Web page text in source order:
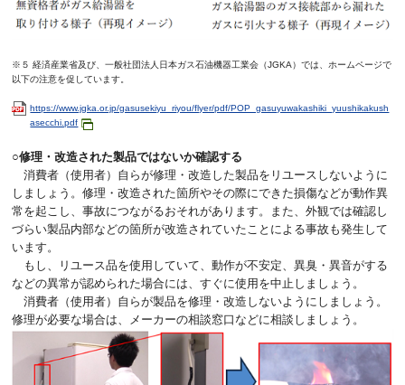
※５ 経済産業省及び、一般社団法人日本ガス石油機器工業会（JGKA）では、ホームページで
以下の注意を促しています。
https://www.jgka.or.jp/gasusekiyu_riyou/flyer/pdf/POP_gasuyuwakashiki_yuushikakush
asecchi.pdf
○修理・改造された製品ではないか確認する
消費者（使用者）自らが修理・改造した製品をリユースしないように
しましょう。修理・改造された箇所やその際にできた損傷などが動作異
常を起こし、事故につながるおそれがあります。また、外観では確認し
づらい製品内部などの箇所が改造されていたことによる事故も発生して
います。
もし、リユース品を使用していて、動作が不安定、異臭・異音がする
などの異常が認められた場合には、すぐに使用を中止しましょう。
消費者（使用者）自らが製品を修理・改造しないようにしましょう。
修理が必要な場合は、メーカーの相談窓口などに相談しましょう。